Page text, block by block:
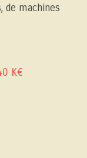
de machines
K€